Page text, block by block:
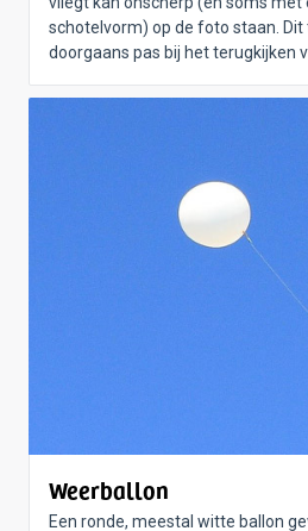
schotelvorm) op de foto staan. Dit
doorgaans pas bij het terugkijken
Weerballon
Een ronde, meestal witte ballon